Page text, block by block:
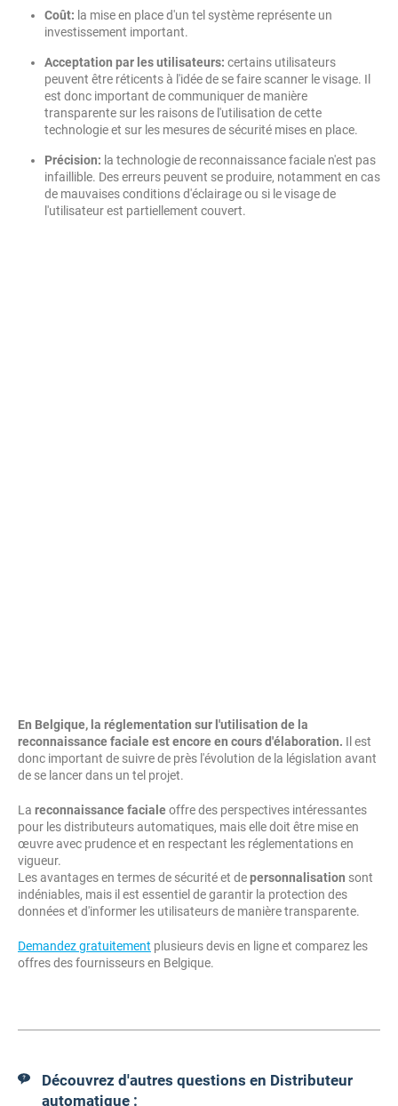
Coût: la mise en place d'un tel système représente un
investissement important.
Acceptation par les utilisateurs: certains utilisateurs
peuvent être réticents à l'idée de se faire scanner le visage. Il
est donc important de communiquer de manière
transparente sur les raisons de l'utilisation de cette
technologie et sur les mesures de sécurité mises en place.
Précision: la technologie de reconnaissance faciale n'est pas
infaillible. Des erreurs peuvent se produire, notamment en cas
de mauvaises conditions d'éclairage ou si le visage de
l'utilisateur est partiellement couvert.
En Belgique, la réglementation sur l'utilisation de la
reconnaissance faciale est encore en cours d'élaboration. Il est
donc important de suivre de près l'évolution de la législation avant
de se lancer dans un tel projet.
La reconnaissance facialeoffre des perspectives intéressantes
pour les distributeurs automatiques, mais elle doit être mise en
œuvre avec prudence et en respectant les réglementations en
vigueur.
Les avantages en termes de sécurité et depersonnalisation sont
indéniables, mais il est essentiel de garantir la protection des
données et d'informer les utilisateurs de manière transparente.
Demandez gratuitement plusieurs devis en ligne et comparez les
offres des fournisseurs en Belgique.
Découvrez d'autres questions en Distributeur
automatique :